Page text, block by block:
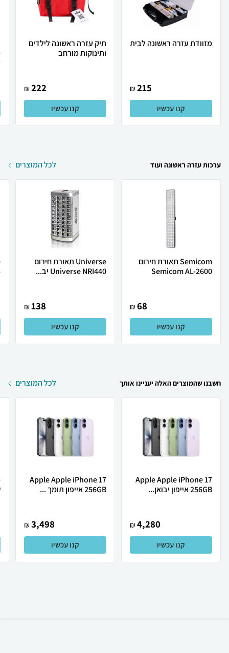
מזוודת עזרה ראשונה לבית
215
₪
קנו עכשיו
תיק עזרה ראשונה לילדים
ותינוקות מורחב
222
₪
קנו עכשיו
ערכות עזרה ראשונה ועוד לכל המוצרים
Semicom תאורת חירום
Semicom AL-2600
68
₪
קנו עכשיו
Universe תאורת חירום
Universe NRI440‎ יב...
138
₪
קנו עכשיו
חשבנו שהמוצרים האלה יעניינו אותך לכל המוצרים
Apple Apple iPhone 17
256GB אייפון יבואן...
4,280
₪
קנו עכשיו
Apple Apple iPhone 17
256GB אייפון תומך ...
3,498
₪
קנו עכשיו